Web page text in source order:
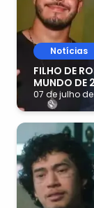
Notícias
FILHO DE
MUNDO DE
07 de julho